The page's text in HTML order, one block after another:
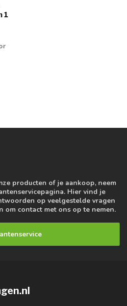
1
producten of je aankoop, neem
Hier vind je
op veelgestelde vragen
om contact met ons op te nemen.